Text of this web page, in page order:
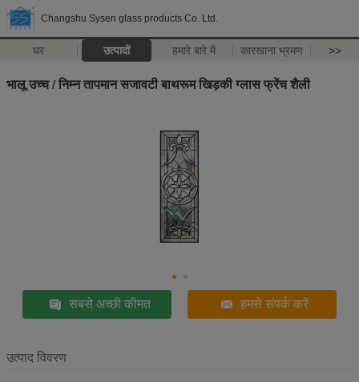
Changshu Sysen glass products Co. Ltd.
घर उत्पादों हमारे बारे में कारखाना भ्रमण >>
भालू उच्च / निम्न तापमान सजावटी बाथरूम खिड़की ग्लास फ्रेंच शैली
सबसे अच्छी कीमत हमसे संपर्क करें
उत्पाद विवरण